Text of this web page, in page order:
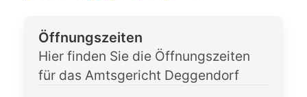
Öffnungszeiten
Hier finden Sie die Öffnungszeiten
für das Amtsgericht Deggendorf